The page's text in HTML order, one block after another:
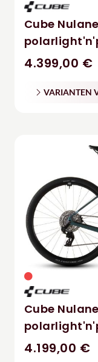
Cube
4.399,00 €
VARIANTEN
Cube
4.199,00 €